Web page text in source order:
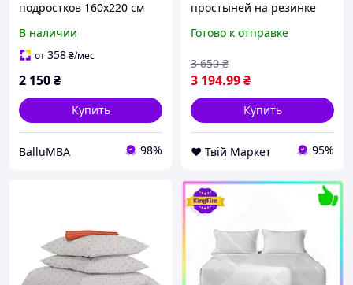
подростков 160х220 см
8M558E93A2
В наличии
от358₴/мес
2 150₴
Купить
BalluMBA 98%
простыней на резинке
Бежевый 160х220 см
Готово к отправке
3 194.99₴
3 650 ₴
Купить
❤️ Твій Маркет 95%